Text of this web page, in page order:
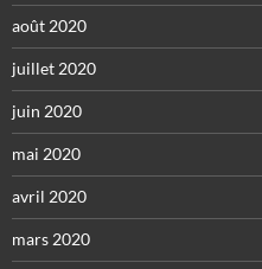
août 2020
juillet 2020
juin 2020
mai 2020
avril 2020
mars 2020